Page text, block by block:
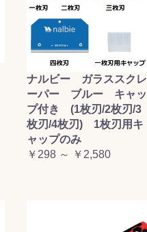
ナルビー ガラススクレ
ーパー ブルー キャッ
プ付き (1枚刃/2枚刃/3
枚刃/4枚刃) 1枚刃用キ
ャップのみ
￥298 ～ ￥2,580